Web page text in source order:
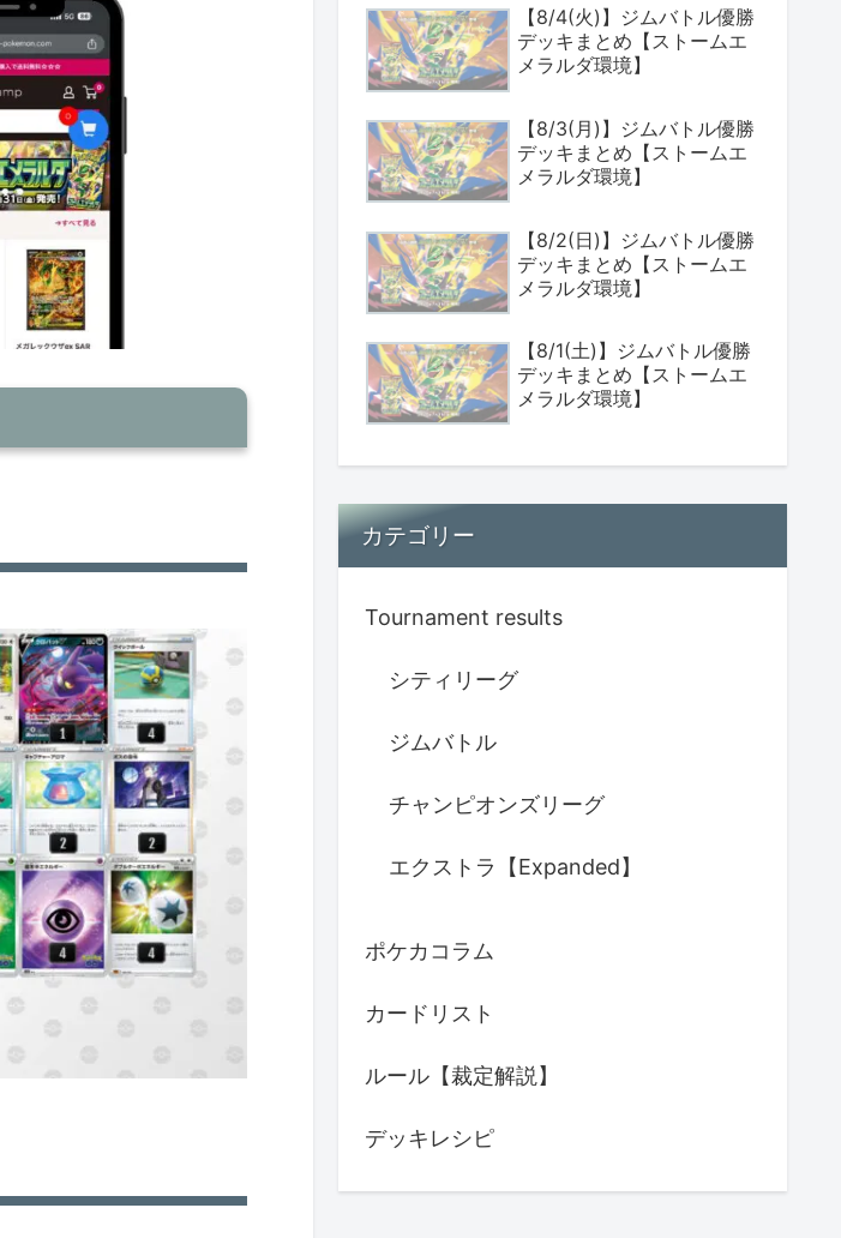
【8/4(火)】ジムバトル優勝
デッキまとめ【ストームエ
メラルダ環境】
【8/3(月)】ジムバトル優勝
デッキまとめ【ストームエ
メラルダ環境】
【8/2(日)】ジムバトル優勝
デッキまとめ【ストームエ
メラルダ環境】
【8/1(土)】ジムバトル優勝
デッキまとめ【ストームエ
メラルダ環境】
カテゴリー
Tournament results
シティリーグ
ジムバトル
チャンピオンズリーグ
エクストラ【Expanded】
ポケカコラム
カードリスト
ルール【裁定解説】
デッキレシピ